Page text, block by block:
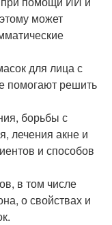
может
для лица с
помогают решить
борьбы с
лечения акне и
и способов
в том числе
о свойствах и